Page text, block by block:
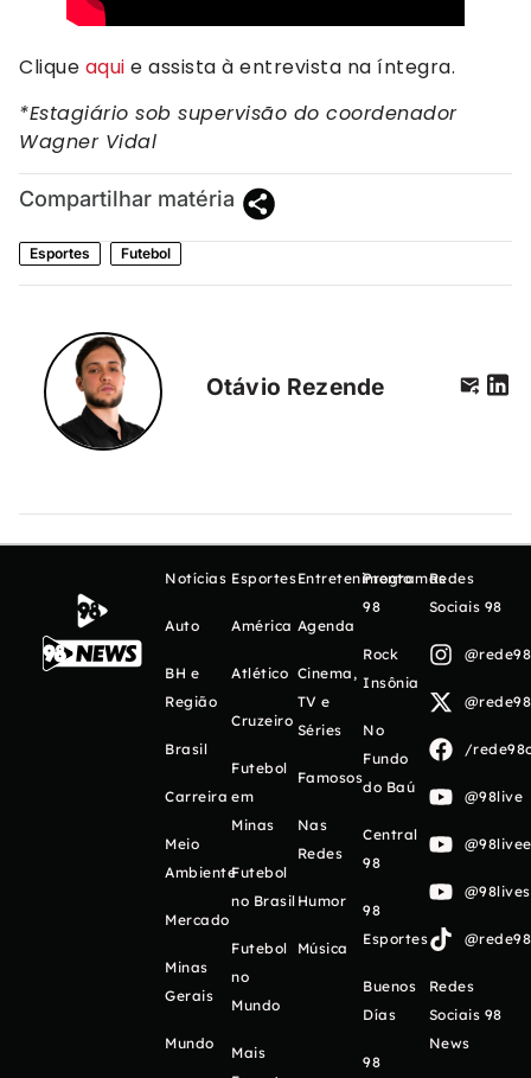
Clique aqui e assista à entrevista na íntegra.
*Estagiário sob supervisão do coordenador
Wagner Vidal
Compartilhar matéria
Esportes Futebol
Otávio Rezende
Notícias
Auto
BH e
Região
Brasil
Carreira
Meio
Ambiente
Mercado
Minas
Gerais
Mundo
Esportes
América
Atlético
Cruzeiro
Futebol
em
Minas
Futebol
no Brasil
Futebol
no
Mundo
Mais
Entretenimento
Agenda
Cinema,
TV e
Séries
Famosos
Nas
Redes
Humor
Música
Programas
98
Rock
Insônia
No
Fundo
do Baú
Central
98
98
Esportes
Buenos
Días
98
Redes
Sociais 98
/
@98live
Redes
Sociais 98
News